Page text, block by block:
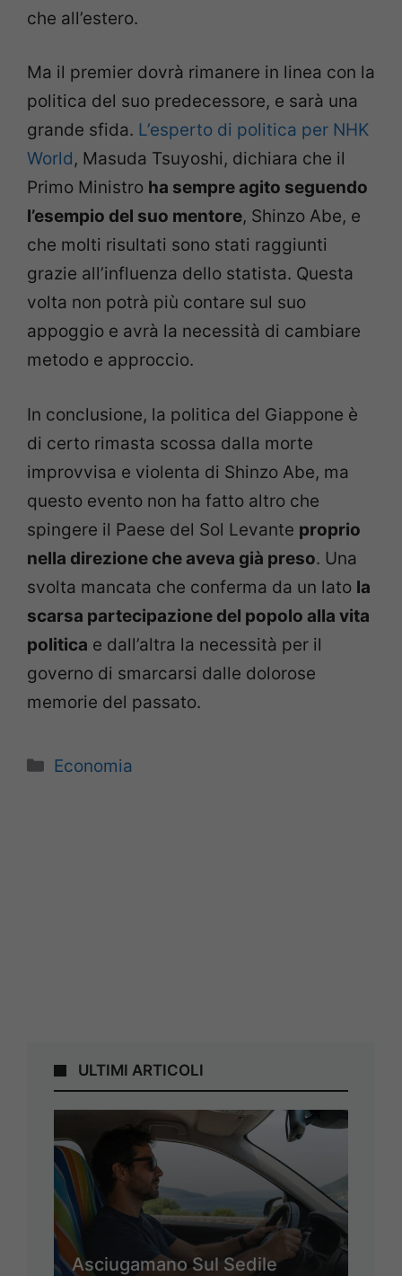
che all’estero.
Ma il premier dovrà rimanere in linea con la
politica del suo predecessore, e sarà una
grande sfida. L’esperto di politica per NHK
World, Masuda Tsuyoshi, dichiara che il
Primo Ministro ha sempre agito seguendo
l’esempio del suo mentore, Shinzo Abe, e
che molti risultati sono stati raggiunti
grazie all’influenza dello statista. Questa
volta non potrà più contare sul suo
appoggio e avrà la necessità di cambiare
metodo e approccio.
In conclusione, la politica del Giappone è
di certo rimasta scossa dalla morte
improvvisa e violenta di Shinzo Abe, ma
questo evento non ha fatto altro che
spingere il Paese del Sol Levante proprio
nella direzione che aveva già preso. Una
svolta mancata che conferma da un lato la
scarsa partecipazione del popolo alla vita
politica e dall’altra la necessità per il
governo di smarcarsi dalle dolorose
memorie del passato.
Categorie
Economia
ULTIMI ARTICOLI
Asciugamano Sul Sedile